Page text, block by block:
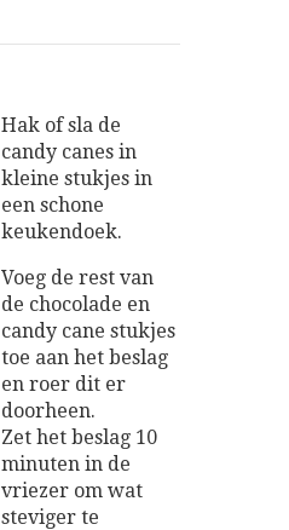
Hak of sla de
candy canes in
kleine stukjes in
een schone
keukendoek.
Voeg de rest van
de chocolade en
candy cane stukjes
toe aan het beslag
en roer dit er
doorheen.
Zet het beslag 10
minuten in de
vriezer om wat
steviger te